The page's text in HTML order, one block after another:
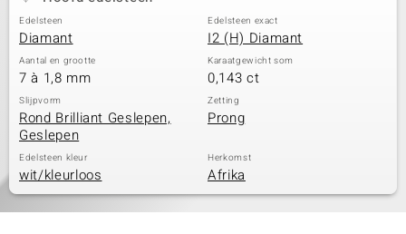
Edelsteen
Diamant
Edelsteen exact
I2 (H) Diamant
Aantal en grootte
7 à 1,8 mm
Karaatgewicht som
0,143 ct
Slijpvorm
Rond Brilliant Geslepen,
Geslepen
Zetting
Prong
Edelsteen kleur
wit/kleurloos
Herkomst
Afrika